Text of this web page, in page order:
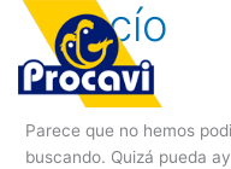
Vacío
Parece que no hemos
buscando. Quizá pueda
Buscar
por: